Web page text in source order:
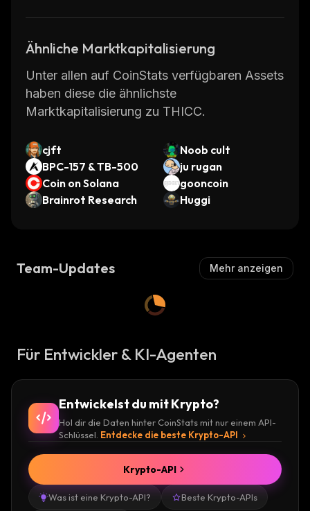
Ähnliche Marktkapitalisierung
Unter allen auf CoinStats verfügbaren Assets
haben diese die ähnlichste
Marktkapitalisierung zu THICC.
cjft
Noob cult
BPC-157 & TB-500
ju rugan
Coin on Solana
gooncoin
Brainrot Research
Huggi
Team-Updates Mehr anzeigen
Für Entwickler & KI-Agenten
Entwickelst du mit Krypto?
Hol dir die Daten hinter CoinStats mit nur einem API-
Schlüssel. Entdecke die beste Krypto-API
Was ist eine Krypto-API? Beste Krypto-APIs
Krypto-API